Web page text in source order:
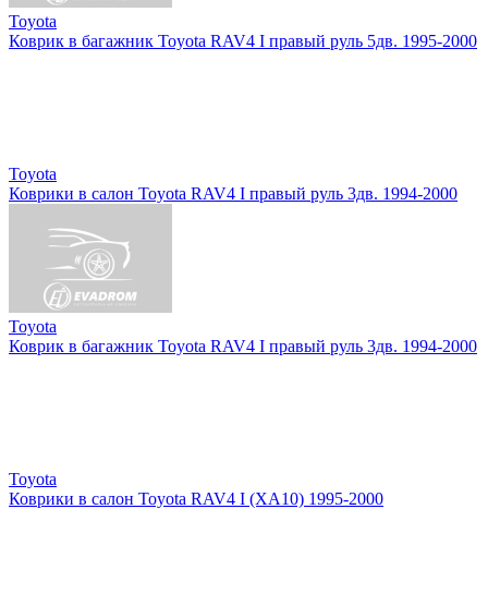
Toyota
Коврик в багажник Toyota RAV4 I правый руль 5дв. 1995-2000
Toyota
Коврики в салон Toyota RAV4 I правый руль 3дв. 1994-2000
Toyota
Коврик в багажник Toyota RAV4 I правый руль 3дв. 1994-2000
Toyota
Коврики в салон Toyota RAV4 I (XA10) 1995-2000